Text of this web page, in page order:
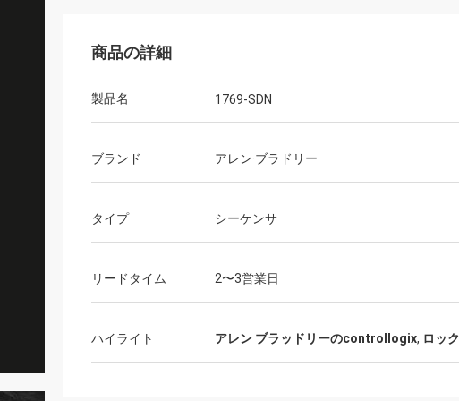
商品の詳細
製品名 1769-SDN
ブランド アレン·ブラドリー
タイプ シーケンサ
リードタイム 2〜3営業日
ハイライト アレン ブラッドリーのcontrollogix, ロッ